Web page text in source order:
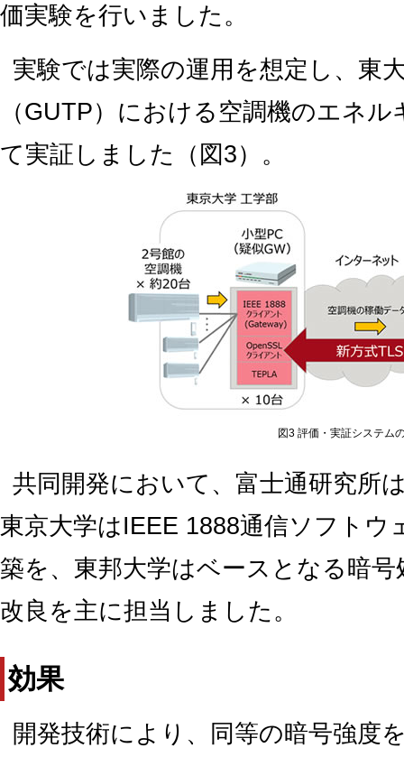
価実験を行いました。
実験では実際の運用を想定し、東
（GUTP）における空調機のエネ
て実証しました（図3）。
図3 評価・実証システム
共同開発において、富士通研究所
東京大学はIEEE 1888通信ソフトウ
築を、東邦大学はベースとなる暗
改良を主に担当しました。
効果
開発技術により、同等の暗号強度